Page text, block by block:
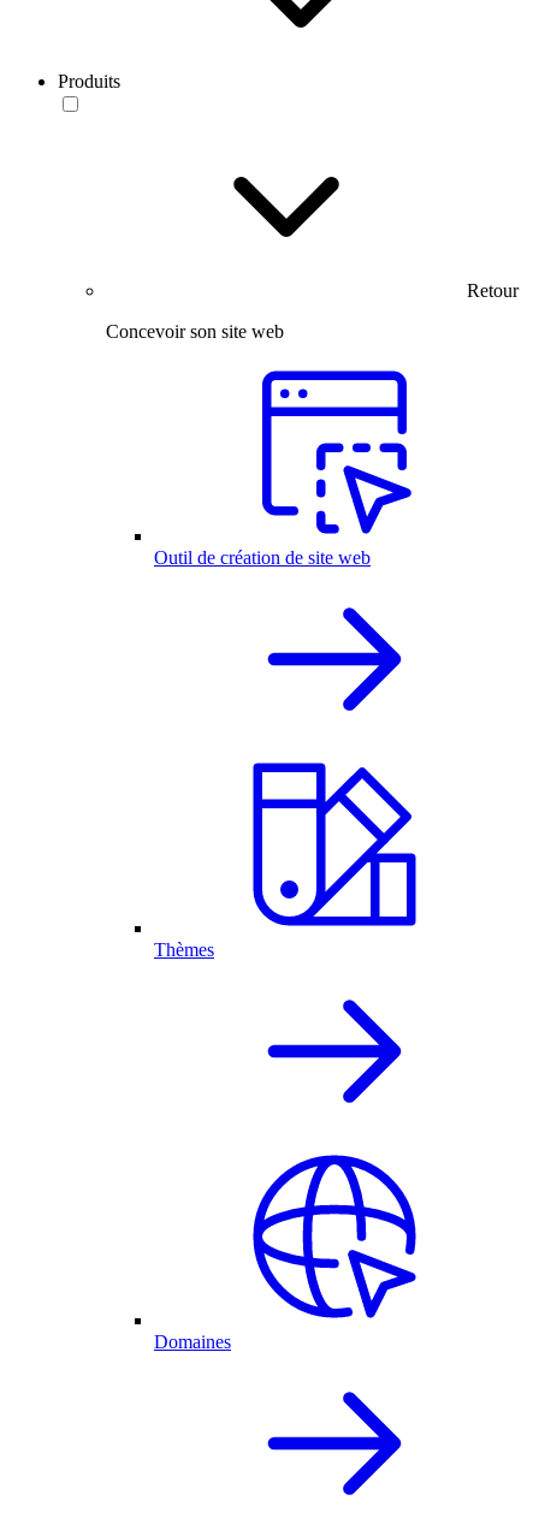
Produits
Retour
Concevoir son site web
Outil de création de site web
Thèmes
Domaines